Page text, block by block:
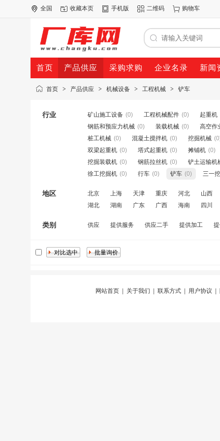
全国 收藏本页 手机版 二维码 购物车
首页 产品供应 采购求购 企业名录 新闻
首页 > 产品供应 > 机械设备 > 工程机械 > 铲车
行业 矿山施工设备 (0) 工程机械配件 (0) 起重机
钢筋和预应力机械 (0) 装载机械 (0) 高空作
桩工机械 (0) 混凝土搅拌机 (0) 挖掘机械
双梁起重机 (0) 塔式起重机 (0) 摊铺机 (0)
挖掘装载机 (0) 钢筋拉丝机 (0) 铲土运输机
徐工挖掘机 (0) 行车 (0) 铲车 (0) 三一
地区 北京 上海 天津 重庆 河北 山西
湖北
湖南 广东 广西 海南 四川
类别 供应 提供服务 供应二手 提供加工
网站首页| 关于我们 联系方式| 用户协议